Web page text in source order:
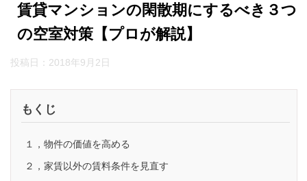
賃貸マンションの閑散期にするべき３つ
の空室対策【プロが解説】
投稿日： 2018年9月2日
もくじ
１，物件の価値を高める
２，家賃以外の賃料条件を見直す